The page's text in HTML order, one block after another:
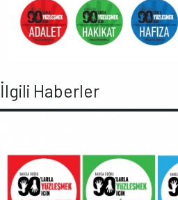
İlgili Haberler